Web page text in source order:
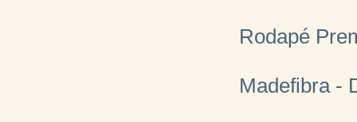
Rodapé
Madefibra -